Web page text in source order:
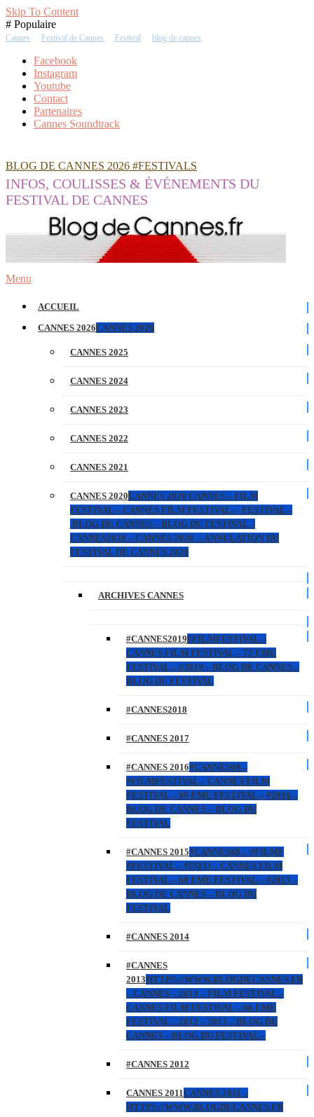
Skip To Content
# Populaire
Cannes Festival de Cannes Festival blog de cannes
Facebook
Instagram
Youtube
Contact
Partenaires
Cannes Soundtrack
BLOG DE CANNES 2026 #FESTIVALS
INFOS, COULISSES & ÉVÉNEMENTS DU
FESTIVAL DE CANNES
Menu
ACCUEIL
CANNES 2026CANNES 2026
CANNES 2025
CANNES 2024
CANNES 2023
CANNES 2022
CANNES 2021
CANNES 2020CANNES 2020 CANNES – FILM
FESTIVAL – CANNES FILM FESTIVAL – FESTIVAL –
BLOG DE CANNES – BLOG DU FESTIVAL –
CANNES2020 – CANNES 2020 – ANNULATION DU
FESTIVAL DE CANNES 2020
ARCHIVES CANNES
#CANNES2019#FILMFESTIVAL –
CANNES FILM FESTIVAL – 72 EME
FESTIVAL – #2019 – BLOG DE CANNES –
BLOG DU FESTIVAL
#CANNES2018
#CANNES 2017
#CANNES 2016#CANNES69 –
#FILMFESTIVAL – CANNES FILM
FESTIVAL – 69 EME FESTIVAL – #2016 –
BLOG DE CANNES – BLOG DU
FESTIVAL
#CANNES 2015#CANNES68 – #FILMF
#FESTIVAL – #INFO – CANNES FILM
FESTIVAL – 68 EME FESTIVAL – #2015 –
BLOG DE CANNES – BLOG DU
FESTIVAL
#CANNES 2014
#CANNES
2013HTTPS://WWW.BLOGDECANNES.FR
– CANNES – 2013 – FILM FESTIVAL –
CANNES FILM FESTIVAL – 66 EME
FESTIVAL – 2012 – 2013 – BLOG DE
CANNES – BLOG DU FESTIVAL –
#CANNES 2012
CANNES 2011CANNES 2011 –
HTTPS://WWW.BLOGDECANNES.FR